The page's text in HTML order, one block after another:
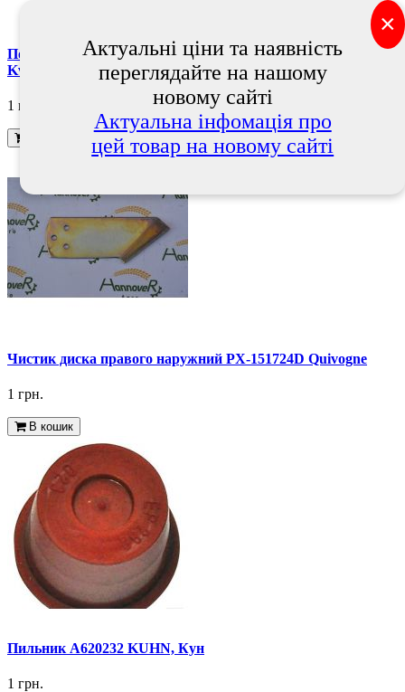
×
Актуальні ціни та наявність
переглядайте на нашому
новому сайті
Актуальна інфомація про
цей товар на новому сайті
Позиція 30 гнучкий зажим V2A AC494729 АС494729,
Kverneland , Квернеланд
1 грн.
Чистик диска правого наружний PX-151724D Quivogne
1 грн.
В кошик
Пильник A620232 KUHN, Кун
1 грн.